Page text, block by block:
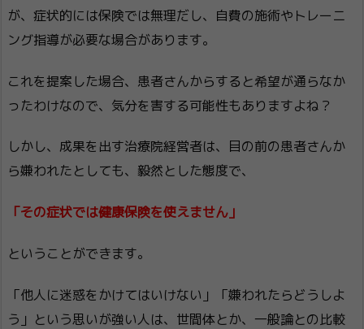
が、症状的には保険では無理だし、自費の施術やトレーニ
ング指導が必要な場合があります。
これを提案した場合、患者さんからすると希望が通らなか
ったわけなので、気分を害する可能性もありますよね？
しかし、成果を出す治療院経営者は、目の前の患者さんか
ら嫌われたとしても、毅然とした態度で、
「その症状では健康保険を使えません」
ということができます。
「他人に迷惑をかけてはいけない」「嫌われたらどうしよ
う」という思いが強い人は、世間体とか、一般論との比較